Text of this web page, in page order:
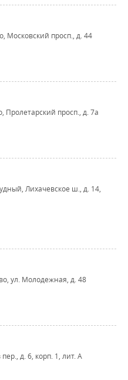
Московский просп., д. 44
Пролетарский просп., д. 7а
Лихачевское ш., д. 14,
ул. Молодежная, д. 48
д. 6, корп. 1, лит. А